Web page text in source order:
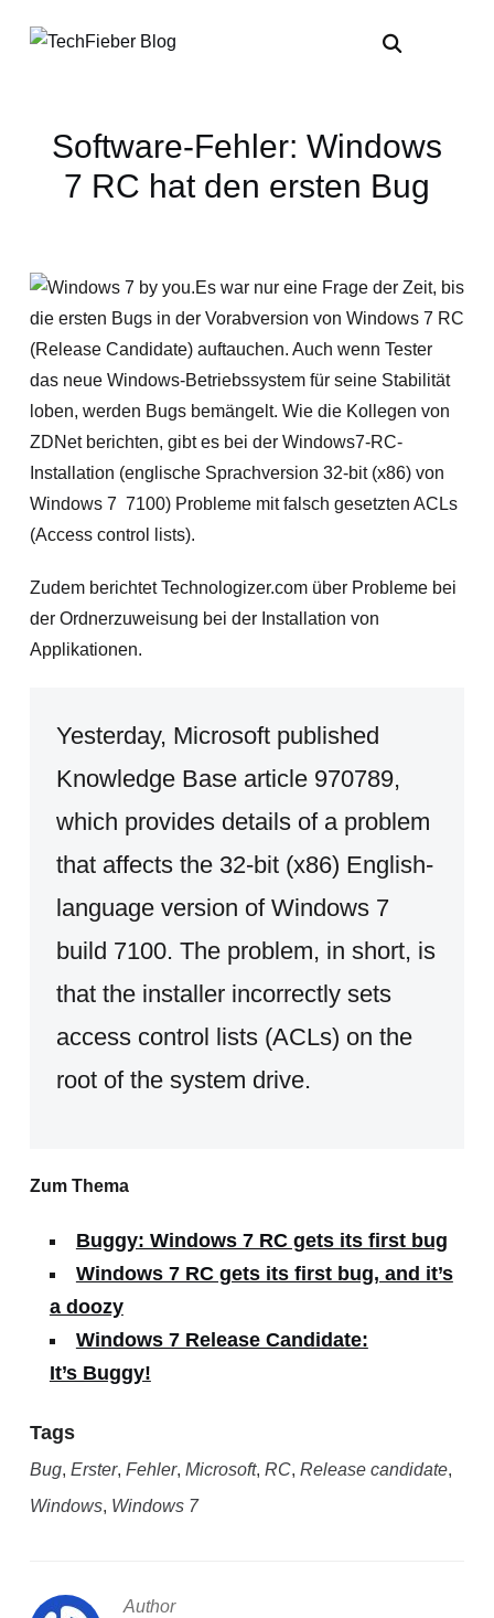
Software-Fehler: Windows
7 RC hat den ersten Bug
Es war nur eine Frage der Zeit, bis
die ersten Bugs in der Vorabversion von Windows 7 RC
(Release Candidate) auftauchen. Auch wenn Tester
das neue Windows-Betriebssystem für seine Stabilität
loben, werden Bugs bemängelt. Wie die Kollegen von
ZDNet berichten, gibt es bei der Windows7-RC-
Installation (englische Sprachversion 32-bit (x86) von
Windows 7 7100) Probleme mit falsch gesetzten ACLs
(Access control lists).
Zudem berichtet Technologizer.com über Probleme bei
der Ordnerzuweisung bei der Installation von
Applikationen.
Yesterday, Microsoft published
Knowledge Base article 970789,
which provides details of a problem
that affects the 32-bit (x86) English-
language version of Windows 7
build 7100. The problem, in short, is
that the installer incorrectly sets
access control lists (ACLs) on the
root of the system drive.
Zum Thema
Buggy: Windows 7 RC gets its first bug
Windows 7 RC gets its first bug, and it’s
a doozy
Windows 7 Release Candidate:
It’s Buggy!
Tags
Bug, Erster, Fehler, Microsoft, RC, Release candidate,
Windows, Windows 7
Author